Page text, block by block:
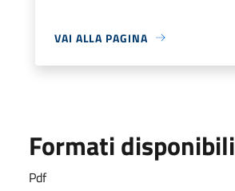
VAI ALLA PAGINA
Formati disponibili
Pdf